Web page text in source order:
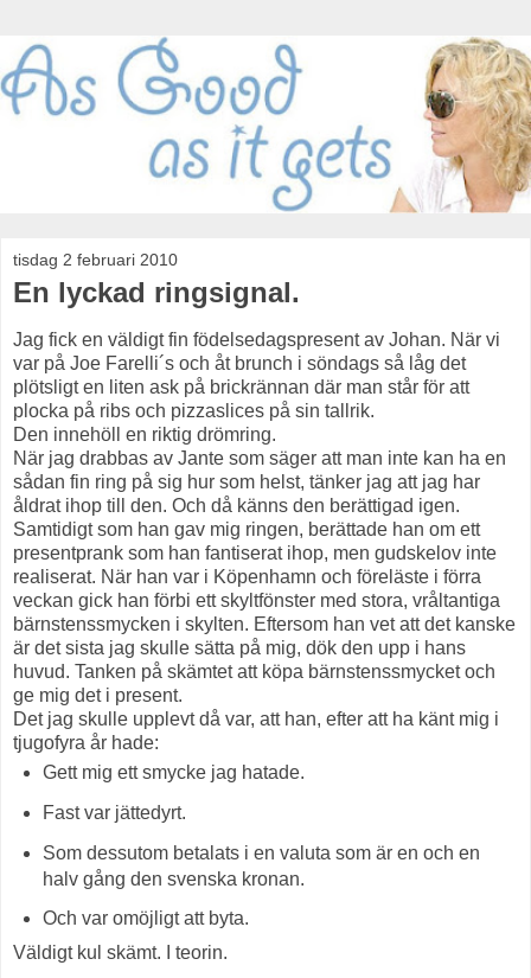
tisdag 2 februari 2010
En lyckad ringsignal.
Jag fick en väldigt fin födelsedagspresent av Johan. När vi
var på Joe Farelli´s och åt brunch i söndags så låg det
plötsligt en liten ask på brickrännan där man står för att
plocka på ribs och pizzaslices på sin tallrik.
Den innehöll en riktig drömring.
När jag drabbas av Jante som säger att man inte kan ha en
sådan fin ring på sig hur som helst, tänker jag att jag har
åldrat ihop till den. Och då känns den berättigad igen.
Samtidigt som han gav mig ringen, berättade han om ett
presentprank som han fantiserat ihop, men gudskelov inte
realiserat. När han var i Köpenhamn och föreläste i förra
veckan gick han förbi ett skyltfönster med stora, vråltantiga
bärnstenssmycken i skylten. Eftersom han vet att det kanske
är det sista jag skulle sätta på mig, dök den upp i hans
huvud. Tanken på skämtet att köpa bärnstenssmycket och
ge mig det i present.
Det jag skulle upplevt då var, att han, efter att ha känt mig i
tjugofyra år hade:
Gett mig ett smycke jag hatade.
Fast var jättedyrt.
Som dessutom betalats i en valuta som är en och en
halv gång den svenska kronan.
Och var omöjligt att byta.
Väldigt kul skämt. I teorin.